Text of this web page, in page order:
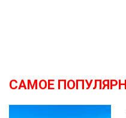
САМОЕ